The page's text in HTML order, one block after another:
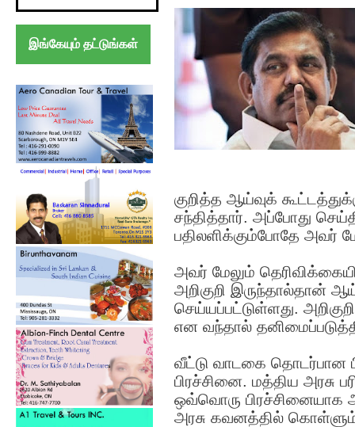
இங்கேயும் தட்டுங்கள்
குறித்த ஆய்வுக்
சந்தித்தார். அப்போது
பதிலளிக்கும்போதே அவர்
அவர் மேலும்
அறிகுறி இருந்தால்தான்
செய்யப்பட்டுள்ளது.
என வந்தால்
வீட்டு வாடகை தொடர்பான
பிரச்சினை. மத்திய அரசு
ஒவ்வொரு பிரச்சினையாக
அரசு கவனத்தில்